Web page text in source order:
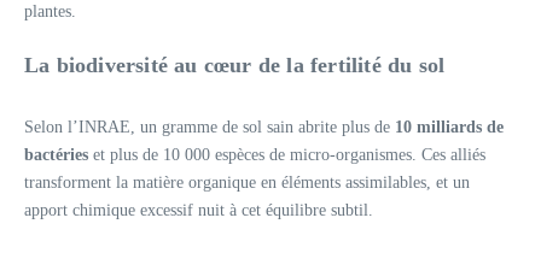
plantes.
La biodiversité au cœur de la fertilité du sol
Selon l’INRAE, un gramme de sol sain abrite plus de 10 milliards de
bactéries et plus de 10 000 espèces de micro-organismes. Ces alliés
transforment la matière organique en éléments assimilables, et un
apport chimique excessif nuit à cet équilibre subtil.